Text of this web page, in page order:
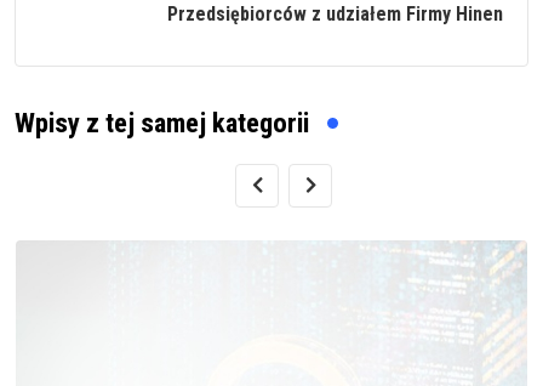
Przedsiębiorców z udziałem Firmy Hinen
Wpisy z tej samej kategorii